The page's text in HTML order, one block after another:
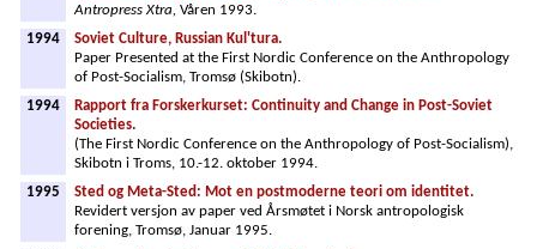
Antropress Xtra, Våren 1993.
1994
Soviet Culture, Russian Kul'tura.
Paper Presented at the First Nordic Conference on the Anthropology
of Post-Socialism, Tromsø (Skibotn).
1994
Rapport fra Forskerkurset: Continuity and Change in Post-Soviet
Societies.
(The First Nordic Conference on the Anthropology of Post-Socialism),
Skibotn i Troms, 10.-12. oktober 1994.
1995
Sted og Meta-Sted: Mot en postmoderne teori om identitet.
Revidert versjon av paper ved Årsmøtet i Norsk antropologisk
forening, Tromsø, Januar 1995.